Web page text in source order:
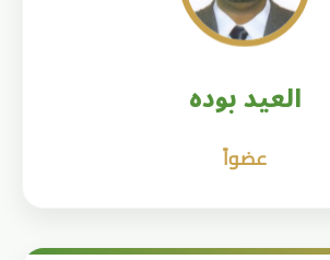
العيد بوده
عضواً